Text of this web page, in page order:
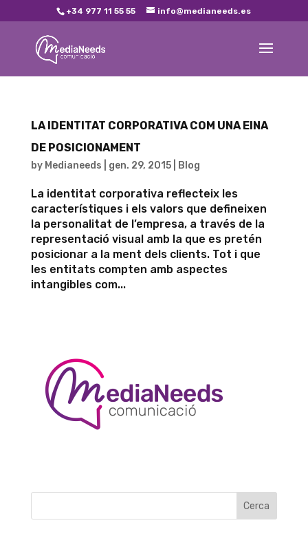
+34 977 11 55 55 info@medianeeds.es
LA IDENTITAT CORPORATIVA COM UNA EINA
DE POSICIONAMENT
by Medianeeds gen. 29, 2015| Blog
La identitat corporativa reflecteix les
característiques i els valors que defineixen
la personalitat de l’empresa, a través de la
representació visual amb la que es pretén
posicionar a la ment dels clients. Tot i que
les entitats compten amb aspectes
intangibles com...